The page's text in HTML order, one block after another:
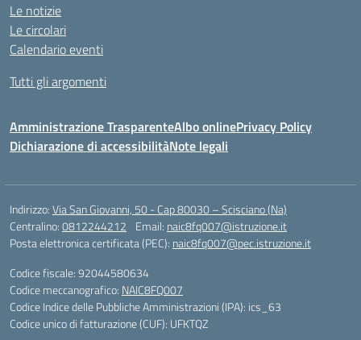
Le notizie
Le circolari
Calendario eventi
Tutti gli argomenti
Amministrazione TrasparenteAlbo onlinePrivacy Policy
Dichiarazione di accessibilitàNote legali
Indirizzo:Via San Giovanni, 50 - Cap 80030 – Scisciano (Na)
Centralino:0812244212 Email: naic8fq007@istruzione.it
Posta elettronica certificata (PEC): naic8fq007@pec.istruzione.it
Codice fiscale: 92044580634
Codice meccanografico: NAIC8FQ007
Codice Indice delle Pubbliche Amministrazioni (IPA): ics_63
Codice unico di fatturazione (CUF): UFKTQZ